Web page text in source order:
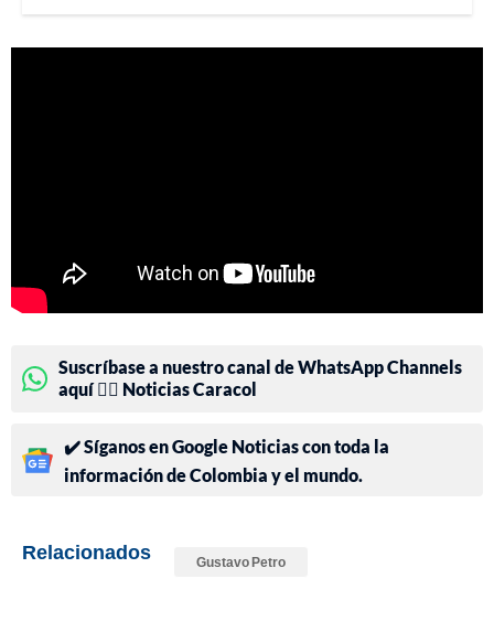
Suscríbase a nuestro canal de WhatsApp Channels
aquí 👉🏻 Noticias Caracol
✔️ Síganos en Google Noticias con toda la
información de Colombia y el mundo.
Relacionados Gustavo Petro